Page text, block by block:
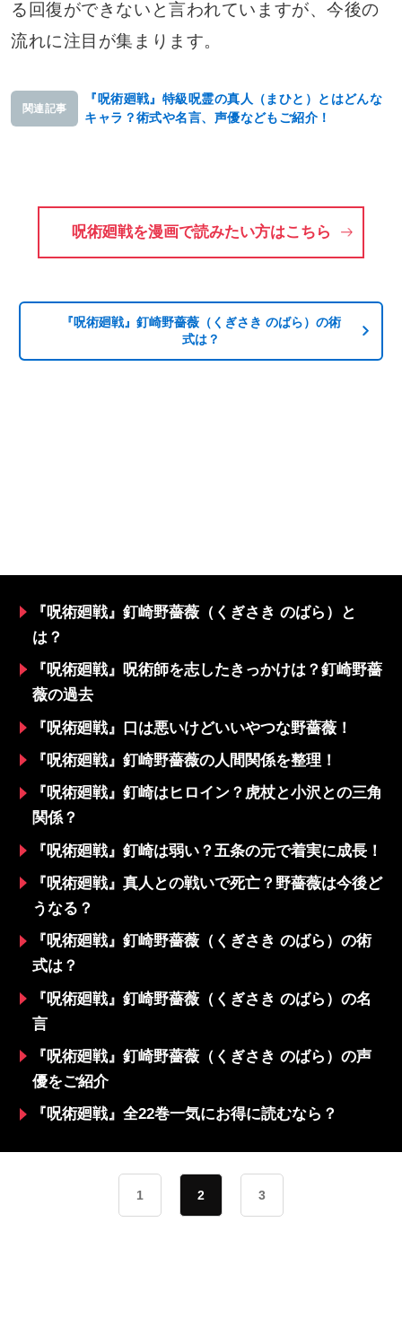
る回復ができないと言われていますが、今後の
流れに注目が集まります。
関連記事
『呪術廻戦』特級呪霊の真人（まひと）とはどんな
キャラ？術式や名言、声優などもご紹介！
呪術廻戦を漫画で読みたい方はこちら
『呪術廻戦』釘崎野薔薇（くぎさき のばら）の術
式は？
『呪術廻戦』釘崎野薔薇（くぎさき のばら）と
は？
『呪術廻戦』呪術師を志したきっかけは？釘崎野薔
薇の過去
『呪術廻戦』口は悪いけどいいやつな野薔薇！
『呪術廻戦』釘崎野薔薇の人間関係を整理！
『呪術廻戦』釘崎はヒロイン？虎杖と小沢との三角
関係？
『呪術廻戦』釘崎は弱い？五条の元で着実に成長！
『呪術廻戦』真人との戦いで死亡？野薔薇は今後ど
うなる？
『呪術廻戦』釘崎野薔薇（くぎさき のばら）の術
式は？
『呪術廻戦』釘崎野薔薇（くぎさき のばら）の名
言
『呪術廻戦』釘崎野薔薇（くぎさき のばら）の声
優をご紹介
『呪術廻戦』全22巻一気にお得に読むなら？
1 2 3